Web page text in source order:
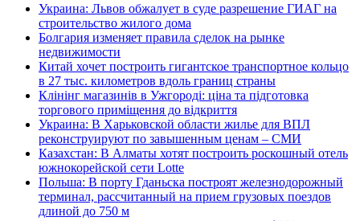
Украина: Львов обжалует в суде разрешение ГИАГ на
строительство жилого дома
Болгария изменяет правила сделок на рынке
недвижимости
Китай хочет построить гигантское транспортное кольцо
в 27 тыс. километров вдоль границ страны
Клінінг магазинів в Ужгороді: ціна та підготовка
торгового приміщення до відкриття
Украина: В Харьковской области жилье для ВПЛ
реконструируют по завышенным ценам – СМИ
Казахстан: В Алматы хотят построить роскошный отель
южнокорейской сети Lotte
Польша: В порту Гданьска построят железнодорожный
терминал, рассчитанный на прием грузовых поездов
длиной до 750 м